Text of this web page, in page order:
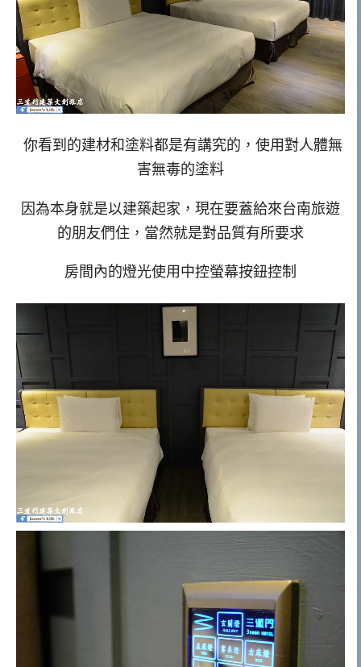
你看到的建材和塗料都是有講究的，使用對人體無
害無毒的塗料
因為本身就是以建築起家，現在要蓋給來台南旅遊
的朋友們住，當然就是對品質有所要求
房間內的燈光使用中控螢幕按鈕控制